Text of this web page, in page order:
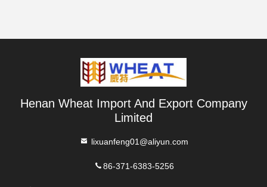
Henan Wheat Import And Export Company
Limited
lixuanfeng01@aliyun.com
86-371-6383-5256